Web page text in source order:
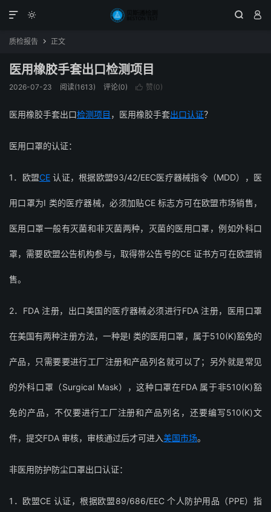
  

质检报告  正文
医用橡胶手套出口检测项目
2026-07-23 阅读(1613) 评论(0)  赞(0)
医用橡胶手套出口检测项目 ，医用橡胶手套出口认证？
医用口罩的认证：
1．欧盟CE 认证，根据欧盟93/42/EEC医疗器械指令（MDD），医
用口罩为I 类的医疗器械，必须加贴CE 标志方可在欧盟市场销售，
医用口罩一般有灭菌和非灭菌两种，灭菌的医用口罩，例如外科口
罩，需要欧盟公告机构参与，取得带公告号的CE 证书方可在欧盟销
售。
2．FDA 注册，出口美国的医疗器械必须进行FDA 注册，医用口罩
在美国有两种注册方法，一种是I 类的医用口罩，属于510(K)豁免的
产品，只需要要进行工厂注册和产品列名就可以了；另外就是常见
的外科口罩（Surgical Mask），这种口罩在FDA 属于非510(K)豁
免的产品，不仅要进行工厂注册和产品列名，还要编写510(K)文
件，提交FDA 审核，审核通过后才可进入美国市场。
非医用防护防尘口罩出口认证：
1．欧盟CE 认证，根据欧盟89/686/EEC 个人防护用品（PPE）指